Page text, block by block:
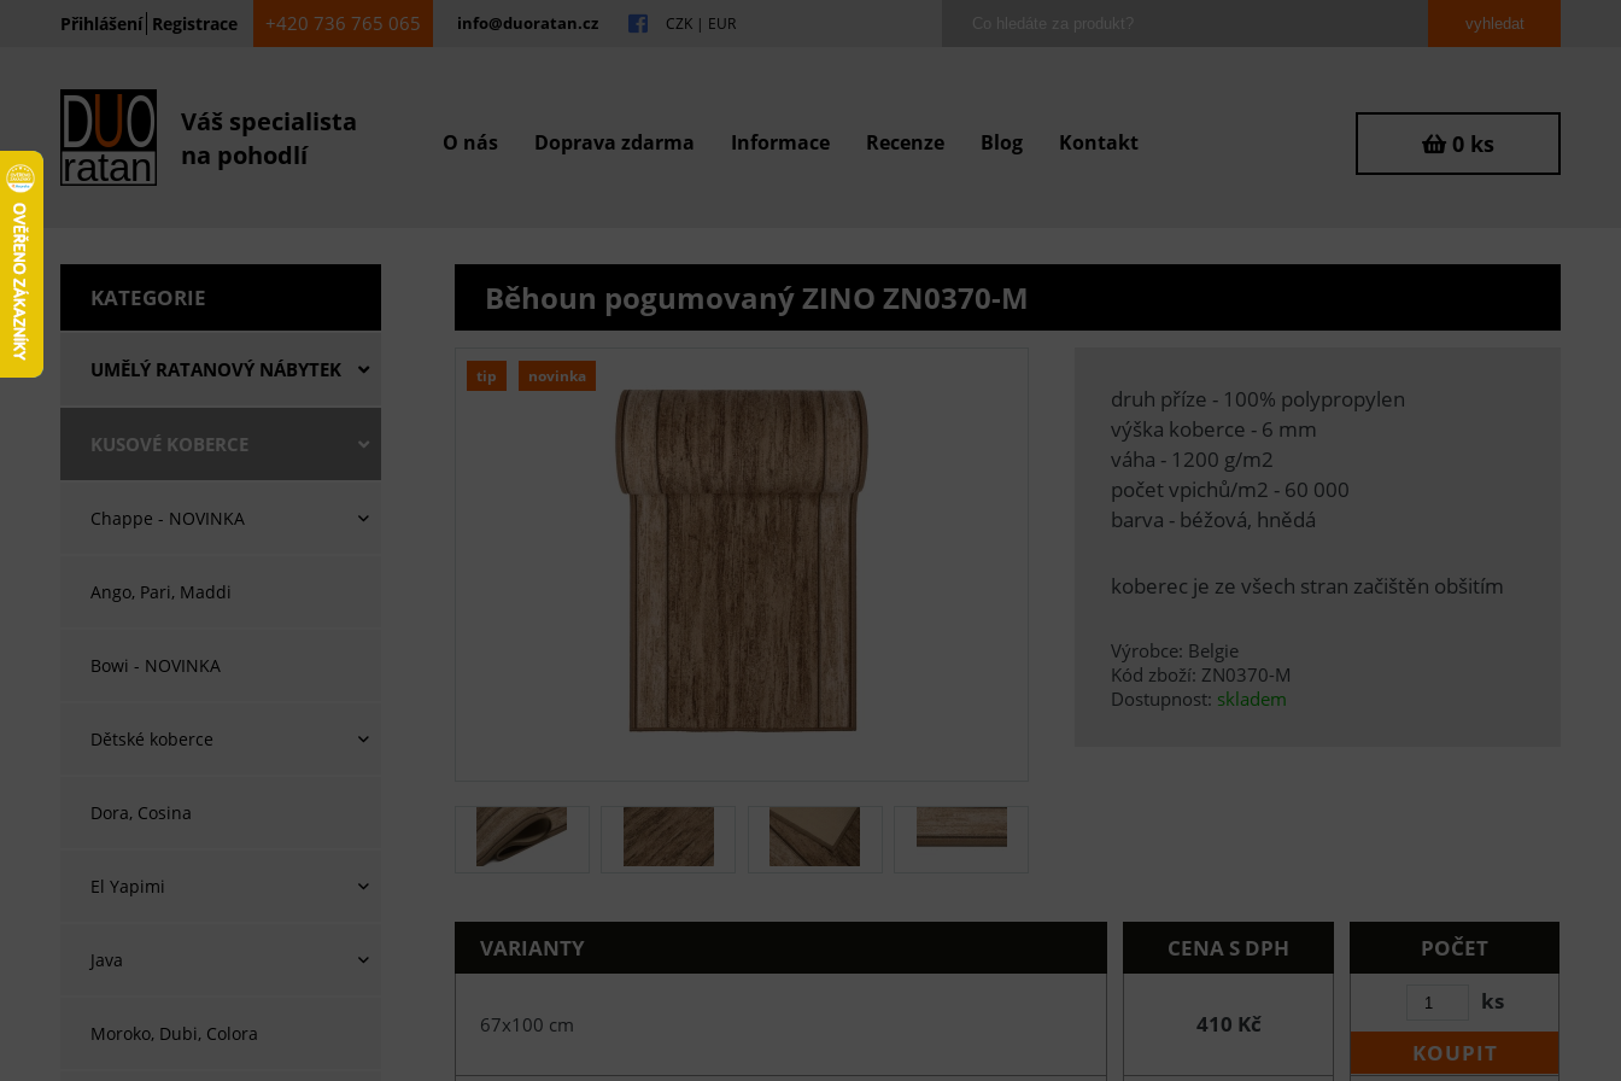
Přihlášení Registrace +420 736 765 065 info@duoratan.cz CZK | EUR
Váš specialista
na pohodlí
O nás Doprava zdarma Informace Recenze Blog Kontakt 0 ks
KATEGORIE
UMĚLÝ RATANOVÝ NÁBYTEK
KUSOVÉ KOBERCE
Chappe - NOVINKA
Ango, Pari, Maddi
Bowi - NOVINKA
Dětské koberce
Dora, Cosina
El Yapimi
Java
Moroko, Dubi, Colora
Běhoun pogumovaný ZINO ZN0370-M
tip novinka
druh příze - 100% polypropylen
výška koberce - 6 mm
váha - 1200 g/m2
počet vpichů/m2 - 60 000
barva - béžová, hnědá
koberec je ze všech stran začištěn obšitím
Výrobce: Belgie
Kód zboží: ZN0370-M
Dostupnost: skladem
VARIANTY CENA S DPH POČET
67x100 cm 410 Kč
ks
KOUPIT